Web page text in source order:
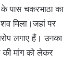
के पास चकरभाठा का
मिला।जहां पर
लगाए हैं। उनका
की मांग को लेकर